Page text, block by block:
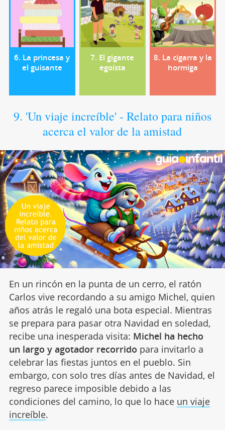
6. La princesa y
el guisante
7. El gigante
egoísta
8. La cigarra y la
hormiga
9. 'Un viaje increíble' - Relato para niños
acerca el valor de la amistad
En un rincón en la punta de un cerro, el ratón
Carlos vive recordando a su amigo Michel, quien
años atrás le regaló una bota especial. Mientras
se prepara para pasar otra Navidad en soledad,
recibe una inesperada visita: Michel ha hecho
un largo y agotador recorrido para invitarlo a
celebrar las fiestas juntos en el pueblo. Sin
embargo, con solo tres días antes de Navidad, el
regreso parece imposible debido a las
condiciones del camino, lo que lo hace un viaje
increíble.